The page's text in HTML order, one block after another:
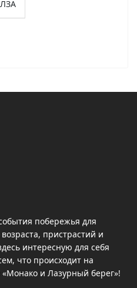
побережья для
пристрастий и
интересную для себя
что происходит на
и Лазурный берег»!